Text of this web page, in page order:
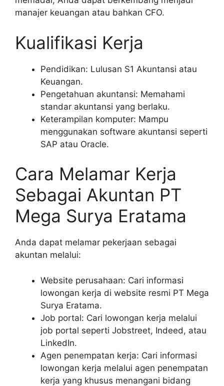
manajer keuangan atau bahkan CFO.
Kualifikasi Kerja
Pendidikan: Lulusan S1 Akuntansi atau
Keuangan.
Pengetahuan akuntansi: Memahami
standar akuntansi yang berlaku.
Keterampilan komputer: Mampu
menggunakan software akuntansi seperti
SAP atau Oracle.
Cara Melamar Kerja
Sebagai Akuntan PT
Mega Surya Eratama
Anda dapat melamar pekerjaan sebagai
akuntan melalui:
Website perusahaan: Cari informasi
lowongan kerja di website resmi PT Mega
Surya Eratama.
Job portal: Cari lowongan kerja melalui
job portal seperti Jobstreet, Indeed, atau
LinkedIn.
Agen penempatan kerja: Cari informasi
lowongan kerja melalui agen penempatan
kerja yang khusus menangani bidang